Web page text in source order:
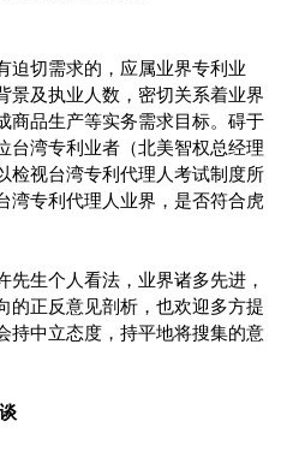
迫切需求的，应属业界专利业
景及执业人数，密切关系着业界
商品生产等实务需求目标。碍于
台湾专利业者（北美智权总经理
检视台湾专利代理人考试制度所
湾专利代理人业界，是否符合虎
先生个人看法，业界诸多先进，
的正反意见剖析，也欢迎多方提
持中立态度，持平地将搜集的意